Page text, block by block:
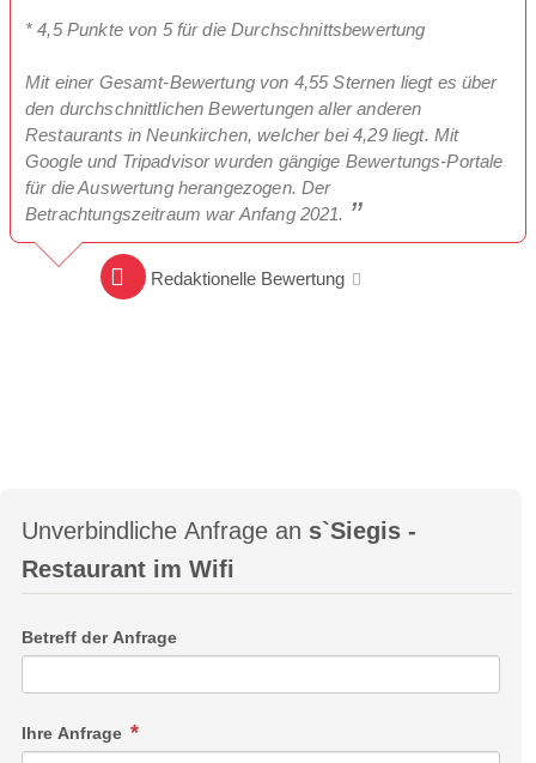
* 4,5 Punkte von 5 für die Durchschnittsbewertung
Mit einer Gesamt-Bewertung von 4,55 Sternen liegt es über
den durchschnittlichen Bewertungen aller anderen
Restaurants in Neunkirchen, welcher bei 4,29 liegt. Mit
Google und Tripadvisor wurden gängige Bewertungs-Portale
für die Auswertung herangezogen. Der
Betrachtungszeitraum war Anfang 2021.
Redaktionelle Bewertung
Unverbindliche Anfrage an s`Siegis -
Restaurant im Wifi
Betreff der Anfrage
Ihre Anfrage